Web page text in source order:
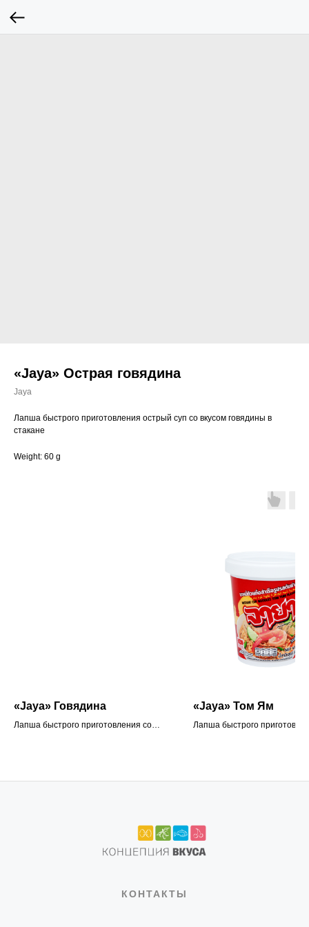
«Jaya» Острая говядина
Jaya
Лапша быстрого приготовления острый суп со вкусом говядины в
стакане
Weight: 60 g
«Jaya» Говядина
Лапша быстрого приготовления со
«Jaya» Том Ям
Лапша быстрого
КОНТАКТЫ